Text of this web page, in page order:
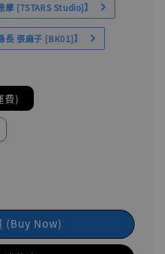
[7STARS Studio]】
長 張麻子 [BK01]】
費)
(Buy Now)